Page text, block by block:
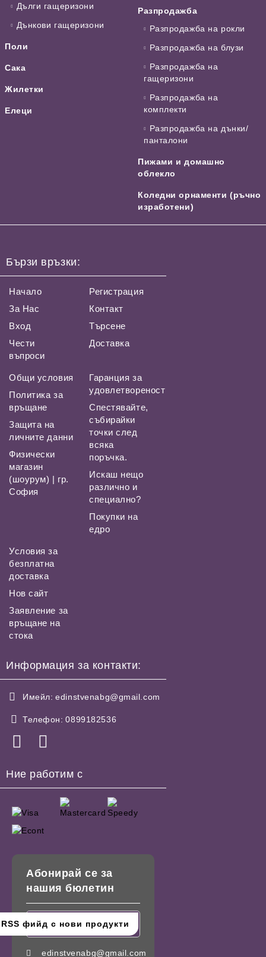
Дълги гащеризони
Дънкови гащеризони
Поли
Сака
Жилетки
Елеци
Разпродажба
Разпродажба на рокли
Разпродажба на блузи
Разпродажба на
гащеризони
Разпродажба на
комплекти
Разпродажба на дънки/
панталони
Пижами и домашно
облекло
Коледни орнаменти (ръчно
изработени)
Бързи връзки:
Начало
За Нас
Вход
Чести
въпроси
Регистрация
Контакт
Търсене
Доставка
Общи условия
Политика за
връщане
Защита на
личните данни
Физически
магазин
(шоурум) | гр.
София
Гаранция за
удовлетвореност
Спестявайте,
събирайки
точки след
всяка
поръчка.
Искаш нещо
различно и
специално?
Покупки на
едро
Условия за
безплатна
доставка
Нов сайт
Заявление за
връщане на
стока
Информация за контакти:
Имейл: edinstvenabg@gmail.com
Телефон: 0899182536
Ние работим с
Абонирай се за
нашия бюлетин
edinstvenabg@gmail.com